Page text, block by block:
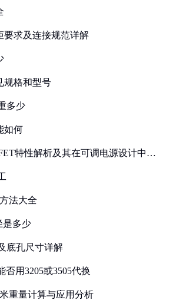
要求及连接规范详解
规格和型号
多少
如何
特性解析及其在可调电源设计中的
法大全
是多少
底孔尺寸详解
否用3205或3505代换
重量计算与应用分析